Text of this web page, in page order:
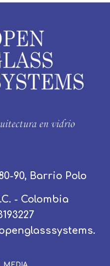
90, Barrio Polo
- Colombia
Olvidé mi contraseña